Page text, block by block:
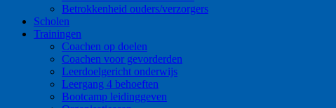
Betrokkenheid ouders/verzorgers
Scholen
Trainingen
Coachen op doelen
Coachen voor gevorderden
Leerdoelgericht onderwijs
Leergang 4 behoeften
Bootcamp leidinggeven